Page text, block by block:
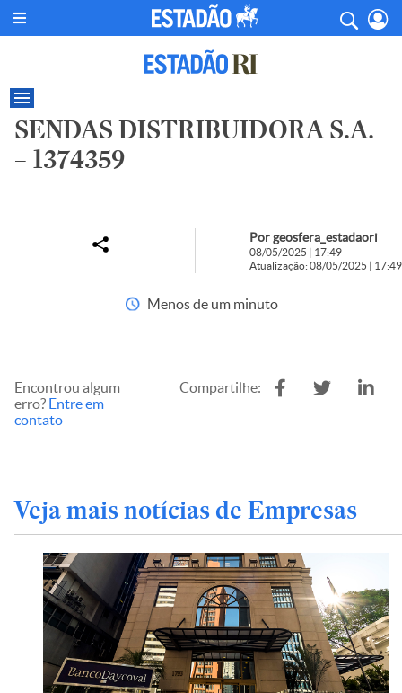
SENDAS DISTRIBUIDORA S.A.
– 1374359
Por geosfera_estadaori
08/05/2025 | 17:49
Atualização: 08/05/2025 | 17:49
Menos de um minuto
Encontrou algum
erro? Entre em
contato
Compartilhe:
Veja mais notícias de Empresas